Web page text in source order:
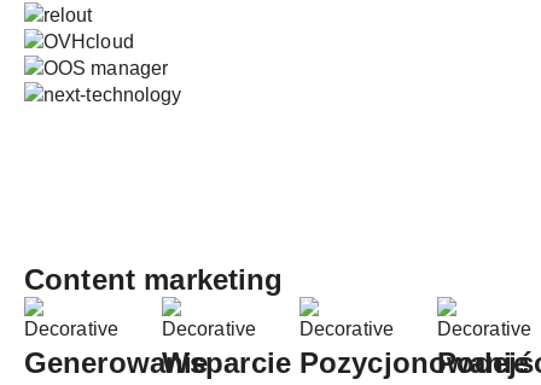
Content marketing
GenerowanieWsparcie Pozycjonowanie